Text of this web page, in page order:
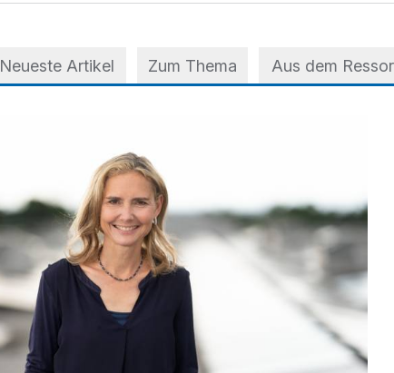
Neueste Artikel Zum Thema Aus dem